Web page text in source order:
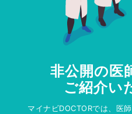
非公開の医
ご紹介い
マイナビDOCTORでは、医